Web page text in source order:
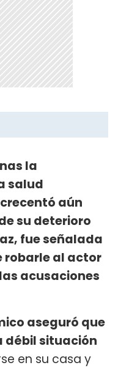
la
salud
aún
su deterioro
fue señalada
robarle al actor
acusaciones
aseguró que
débil situación
en su casa y